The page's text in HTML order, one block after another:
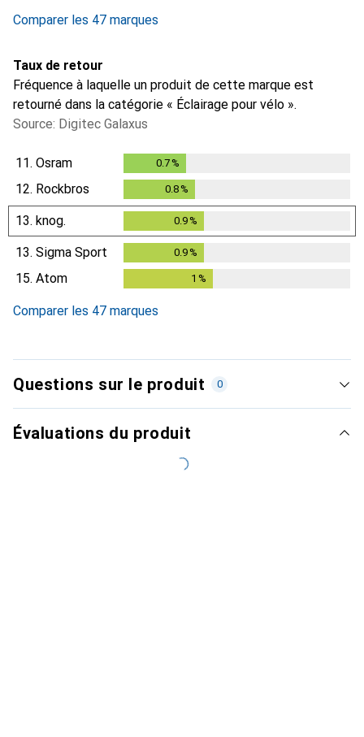
Comparer les 47 marques
Taux de retour
Fréquence à laquelle un produit de cette marque est
retourné dans la catégorie « Éclairage pour vélo ».
Source: Digitec Galaxus
11. Osram 0.7 %
12. Rockbros 0.8 %
13. knog. 0.9 %
13. Sigma Sport 0.9 %
15. Atom 1 %
Comparer les 47 marques
Questions sur le produit 0
Évaluations du produit